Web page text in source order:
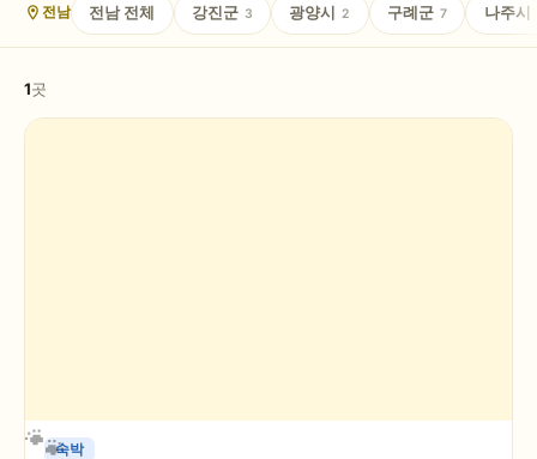
전남 전남전체 강진군 3 광양시 2 구례군 7 나주시
1곳
숙박